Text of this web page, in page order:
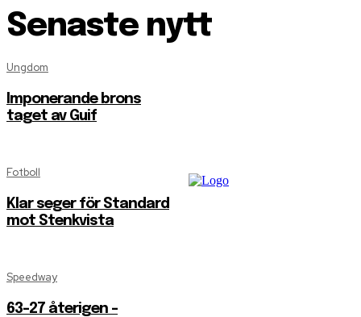
Senaste nytt
Ungdom
Imponerande brons
taget av Guif
Fotboll
Klar seger för Standard
mot Stenkvista
Speedway
63-27 återigen –